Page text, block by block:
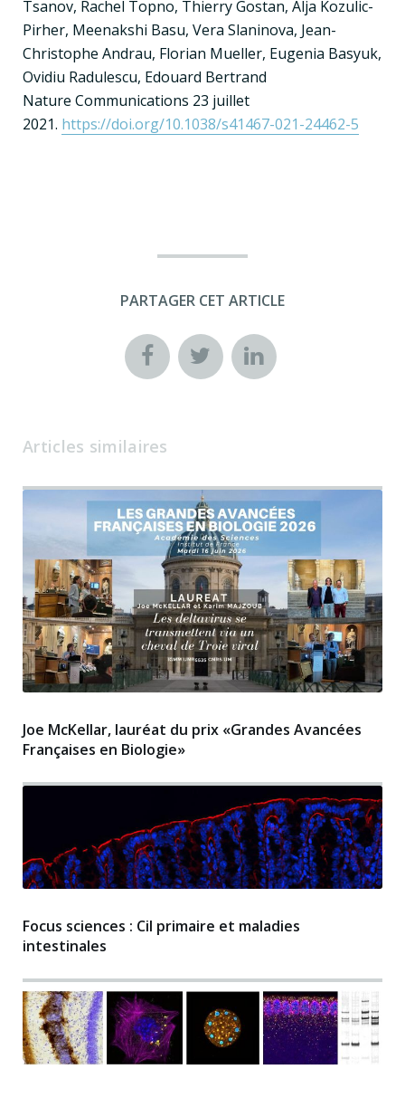
Tsanov, Rachel Topno, Thierry Gostan, Alja Kozulic-
Pirher, Meenakshi Basu, Vera Slaninova, Jean-
Christophe Andrau, Florian Mueller, Eugenia Basyuk,
Ovidiu Radulescu, Edouard Bertrand
Nature Communications 23 juillet
2021. https://doi.org/10.1038/s41467-021-24462-5
PARTAGER CET ARTICLE
Articles similaires
Joe McKellar, lauréat du prix «Grandes Avancées
Françaises en Biologie»
Focus sciences : Cil primaire et maladies
intestinales